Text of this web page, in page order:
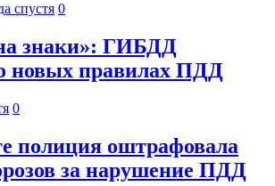
спустя 0
знаки»: ГИБДД
новых правилах ПДД
0
полиция оштрафовала
за нарушение ПДД